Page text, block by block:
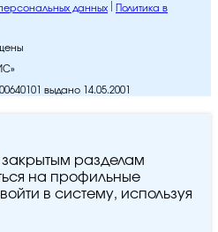
данных
Политика в
выдано 14.05.2001
закрытым разделам
на профильные
в систему, используя